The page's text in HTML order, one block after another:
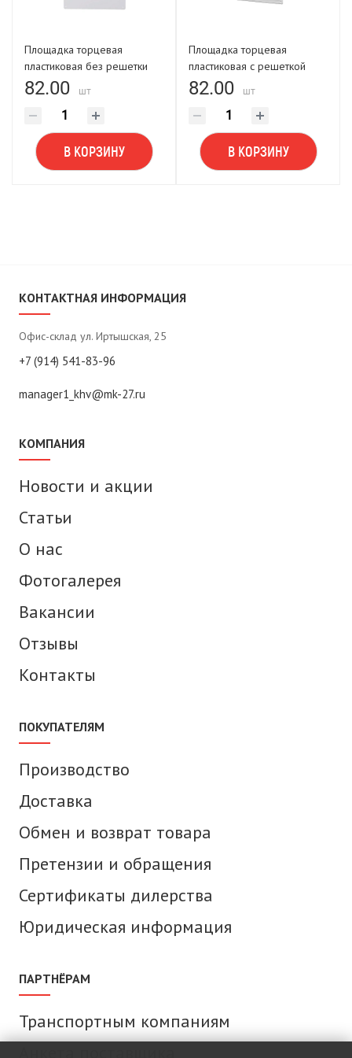
Площадка торцевая
пластиковая без решетки
250х180 фланец D125
82.00 шт
В КОРЗИНУ
Площадка торцевая
пластиковая с решеткой
250х180 фланец D150
82.00 шт
В КОРЗИНУ
КОНТАКТНАЯ ИНФОРМАЦИЯ
Офис-склад ул. Иртышская, 25
+7 (914) 541-83-96
manager1_khv@mk-27.ru
КОМПАНИЯ
Новости и акции
Статьи
О нас
Фотогалерея
Вакансии
Отзывы
Контакты
ПОКУПАТЕЛЯМ
Производство
Доставка
Обмен и возврат товара
Претензии и обращения
Сертификаты дилерства
Юридическая информация
ПАРТНЁРАМ
Транспортным компаниям